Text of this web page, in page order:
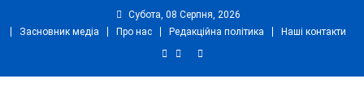
Субота, 08 Серпня, 2026
Засновник медіа
Про нас Редакційна політика Наші контакти